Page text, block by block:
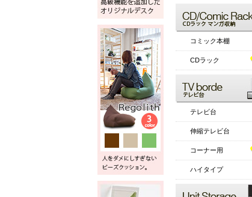
コミック本棚
CDラック
テレビ台
伸縮テレビ台
コーナー用
ハイタイプ